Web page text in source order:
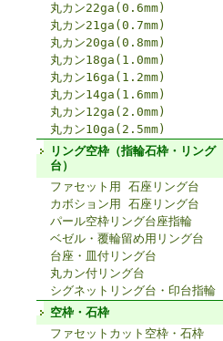
丸カン22ga(0.6mm)
丸カン21ga(0.7mm)
丸カン20ga(0.8mm)
丸カン18ga(1.0mm)
丸カン16ga(1.2mm)
丸カン14ga(1.6mm)
丸カン12ga(2.0mm)
丸カン10ga(2.5mm)
リング空枠（指輪石枠・リング
台）
ファセット用 石座リング台
カボション用 石座リング台
パール空枠リング台座指輪
ベゼル・覆輪留め用リング台
台座・皿付リング台
丸カン付リング台
シグネットリング台・印台指輪
空枠・石枠
ファセットカット空枠・石枠